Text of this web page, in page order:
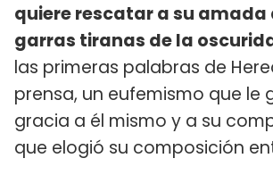
quiere rescatar a su amada
garras tiranas de la
las primeras palabras de
prensa, un eufemismo que le
gracia a él mismo y a su
que elogió su composición